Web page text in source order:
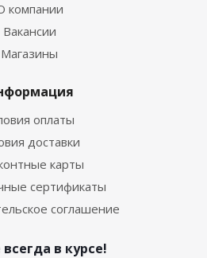
компании
Вакансии
Магазины
оплаты
доставки
карты
сертификаты
соглашение
в курсе!